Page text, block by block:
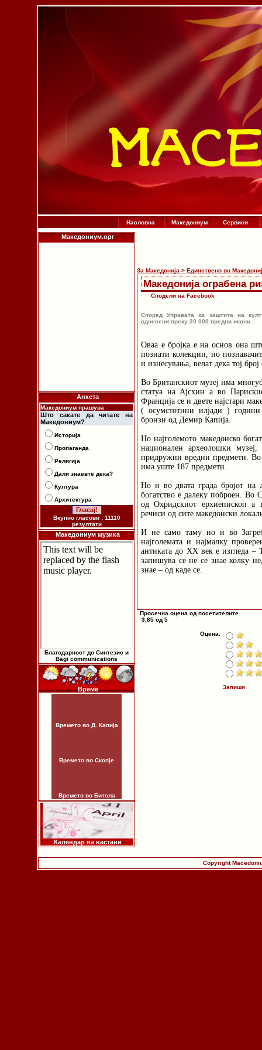
Насловна Македониум Сервиси
Македониум.орг
Анкета
Македониум прашува
Што сакате да читате на
Македониум?
Историја
Пропаганда
Религија
Дали знаевте дека?
Култура
Архитектура
Вкупно гласови : 11110
резултати
Македониум музика
Благодарност до Синтезис и
Bagi communications
Време
Времето во Д. Капија
Времето во Скопје
Времето во Битола
Календар на настани
За Македонија > Единствено во
Македонија ограбена
Сподели на Facebook
Според Управата за заштита на
однесени преку 20 000 вредни икони.
Оваа е бројка е на основ она
познати колекции, но
и изнесувања, велат дека тој
Во Британскиот музеј има
статуа на Ајсхин а во
Франција се и двете најстари
( осумстотини илјади )
бронзи од Демир Капија.
Но најголемото македонско
национален археолошки
придружни вредни предмети. Во
има уште 187 предмети.
Но и во двата града бројот на
богатство е далеку поброен. Во
од Охридскиот ерхиепископ а
речиси од сите македонски
И не само таму но и во
најголемата и најмалку
антиката до XX век е изгледа
запишува се не се знае колку
знае – од каде се.
Просечна оцена од посетителите
3,85 од 5
Оцена:
Запиши
Copyright